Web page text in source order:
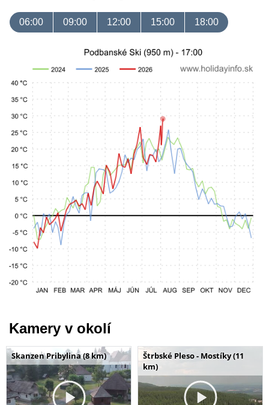
06:00 09:00 12:00 15:00 18:00
Kamery v okolí
Skanzen Pribylina (8 km)
Štrbské Pleso - Mostíky (11
km)